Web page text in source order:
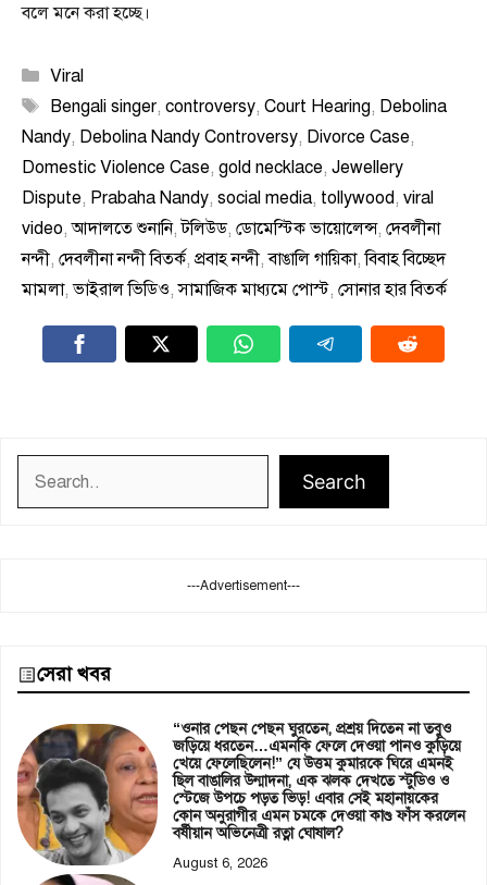
বলে মনে করা হচ্ছে।
Categories
Viral
Tags
Bengali singer, controversy, Court Hearing, Debolina
Nandy, Debolina Nandy Controversy, Divorce Case,
Domestic Violence Case, gold necklace, Jewellery
Dispute, Prabaha Nandy, social media, tollywood, viral
video,আদালতে শুনানি,টলিউড, ডোমেস্টিক ভায়োলেন্স, দেবলীনা
নন্দী, দেবলীনা নন্দী বিতর্ক, প্রবাহ নন্দী,বাঙালি গায়িকা,বিবাহ বিচ্ছেদ
মামলা,ভাইরাল ভিডিও,সামাজিক মাধ্যমে পোস্ট, সোনার হার বিতর্ক
Search
---Advertisement---
সেরা খবর
“ওনার পেছন পেছন ঘুরতেন, প্রশ্রয় দিতেন না তবুও
জড়িয়ে ধরতেন…এমনকি ফেলে দেওয়া পানও কুড়িয়ে
খেয়ে ফেলেছিলেন!” যে উত্তম কুমারকে ঘিরে এমনই
ছিল বাঙালির উন্মাদনা, এক ঝলক দেখতে স্টুডিও ও
স্টেজে উপচে পড়ত ভিড়! এবার সেই মহানায়কের
কোন অনুরাগীর এমন চমকে দেওয়া কাণ্ড ফাঁস করলেন
বর্ষীয়ান অভিনেত্রী রত্না ঘোষাল?
August 6, 2026